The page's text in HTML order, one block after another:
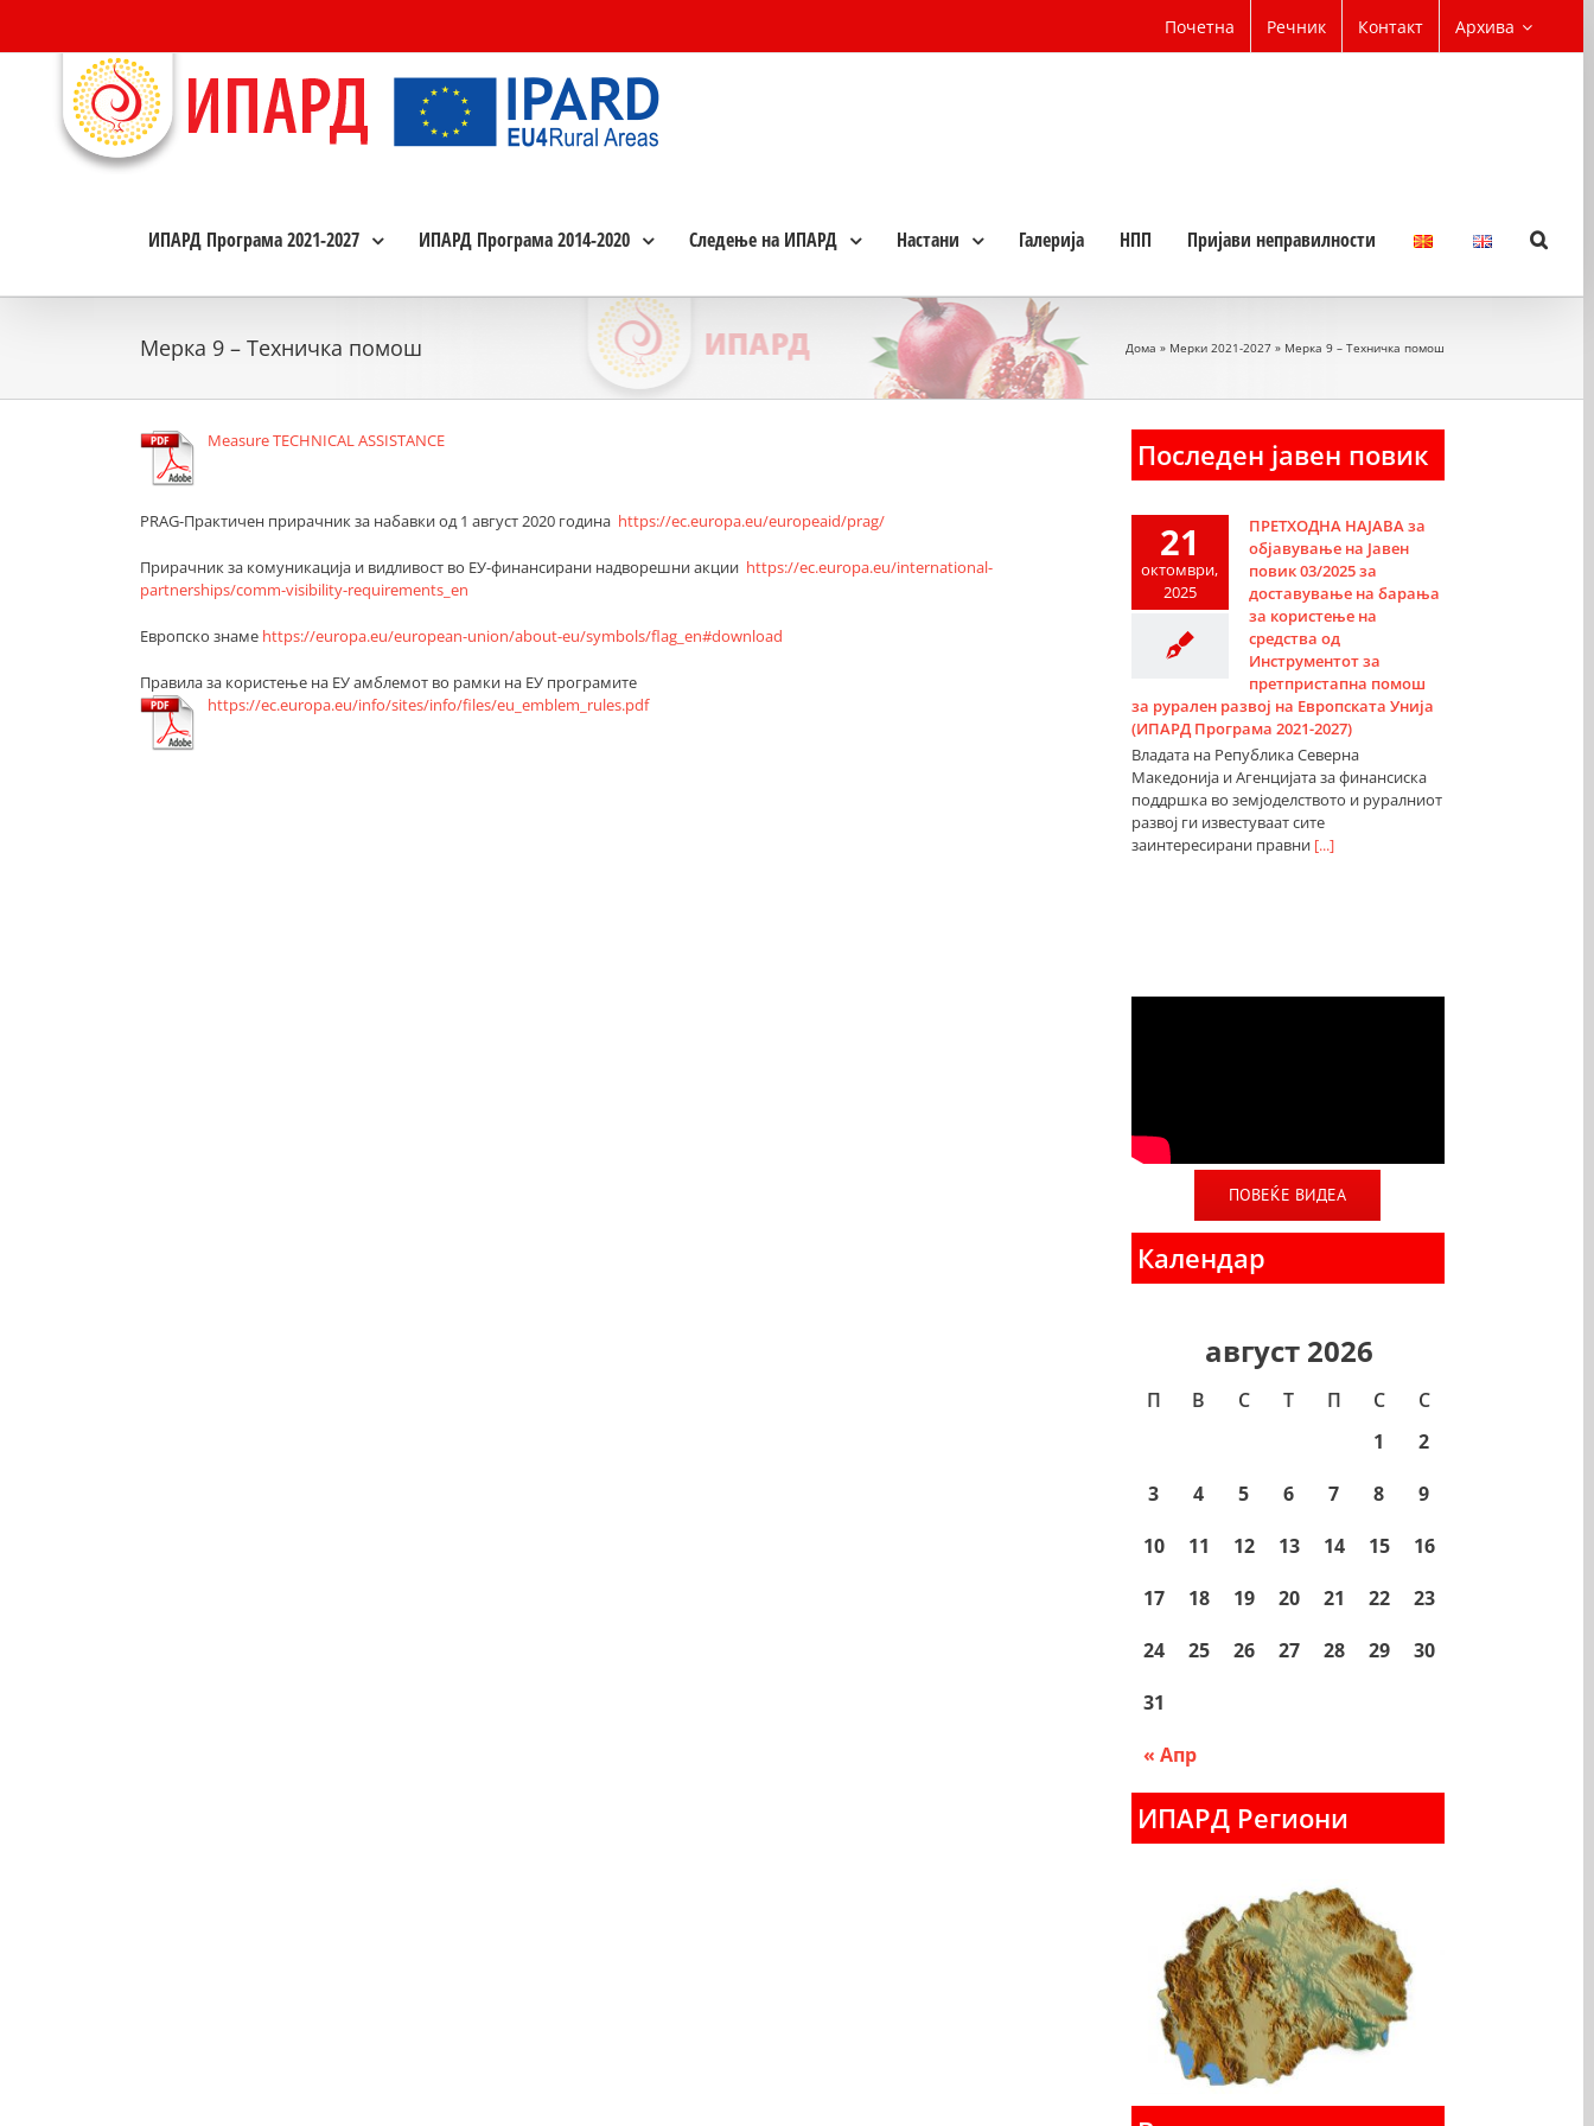
content
Почетна Речник Контакт Архива
ИПАРД Програма 2021-2027 ИПАРД Програма 2014-2020 Следење на ИПАРД Настани Галерија НПП Пријави неправилности
Мерка 9 – Техничка помош Дома » Мерки 2021-2027» Мерка 9 – Техничка помош
Measure TECHNICAL ASSISTANCE
PRAG-Практичен прирачник за набавки од 1 август 2020 година https://ec.europa.eu/europeaid/prag/
Прирачник за комуникација и видливост во ЕУ-финансирани надворешни акции https://ec.europa.eu/international-
partnerships/comm-visibility-requirements_en
Европско знаме https://europa.eu/european-union/about-eu/symbols/flag_en#download
Правила за користење на ЕУ амблемот во рамки на ЕУ програмите
https://ec.europa.eu/info/sites/info/files/eu_emblem_rules.pdf
Последен јавен повик
21
октомври,
2025
ПРЕТХОДНА НАЈАВА за
објавување на Јавен
повик 03/2025 за
доставување на барања
за користење на
средства од
Инструментот за
претпристапна помош
за рурален развој на Европската Унија
(ИПАРД Програма 2021-2027)
Владата на Република Северна
Македонија и Агенцијата за финансиска
поддршка во земјоделството и руралниот
развој ги известуваат сите
заинтересирани правни [...]
ПОВЕЌЕ ВИДЕА
Календар
август 2026
П В С T П С С
« Апр
1
2
3
4 5 6 7 8
9
10
11 12 13 14 15
16
17
18 19 20 21 22
23
24
25 26 27 28 29
30
31
ИПАРД Региони